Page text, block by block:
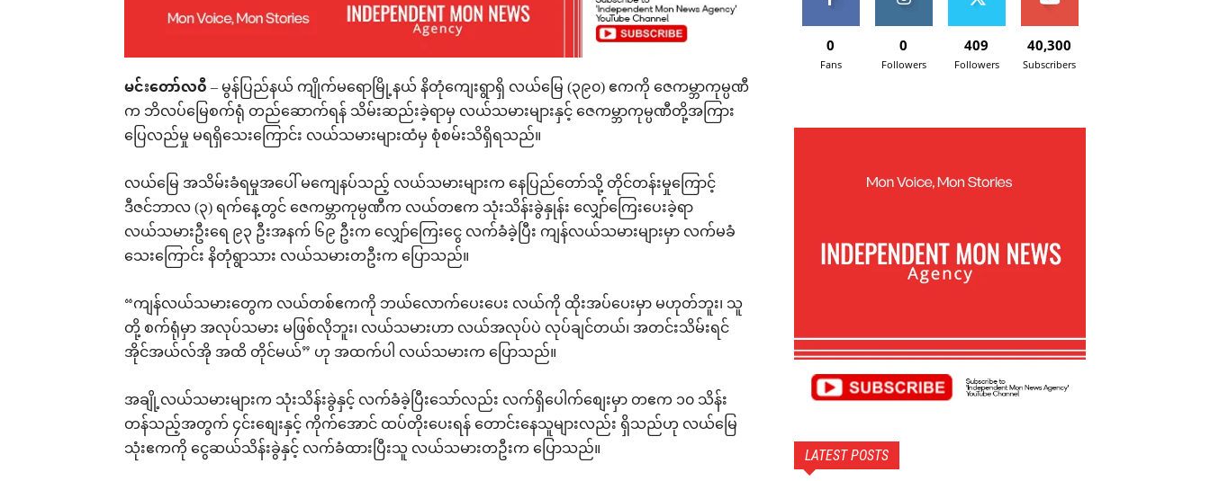
မင်းတော်လ၀ီ– မွန်ပြည်နယ် ကျိုက်မရောမြို့နယ် နိတုံကျေးရွာရှိ လယ်မြေ (၃၉၀) ဧကကို ဇေကမ္ဘာကုမ္ပဏီ
က ဘိလပ်မြေစက်ရုံ တည်ဆောက်ရန် သိမ်းဆည်းခဲ့ရာမှ လယ်သမားများနှင့် ဇေကမ္ဘာကုမ္ပဏီတို့အကြား
ပြေလည်မှု မရရှိသေးကြောင်း လယ်သမားများထံမှ စုံစမ်းသိရှိရသည်။
လယ်မြေ အသိမ်းခံရမှုအပေါ် မကျေနပ်သည့် လယ်သမားများက နေပြည်တော်သို့ တိုင်တန်းမှုကြောင့်
ဒီဇင်ဘာလ (၃) ရက်နေ့တွင် ဇေကမ္ဘာကုမ္ပဏီက လယ်တဧက သုံးသိန်းခွဲနှုန်း လျှော်ကြေးပေးခဲ့ရာ
လယ်သမားဦးရေ ၉၃ ဦးအနက် ၆၉ ဦးက လျှော်ကြေးငွေ လက်ခံခဲ့ပြီး ကျန်လယ်သမားများမှာ လက်မခံ
သေးကြောင်း နိတုံရွာသား လယ်သမားတဦးက ပြောသည်။
“ကျန်လယ်သမားတွေက လယ်တစ်ဧကကို ဘယ်လောက်ပေးပေး လယ်ကို ထိုးအပ်ပေးမှာ မဟုတ်ဘူး၊ သူ
တို့ စက်ရုံမှာ အလုပ်သမား မဖြစ်လိုဘူး၊ လယ်သမားဟာ လယ်အလုပ်ပဲ လုပ်ချင်တယ်၊ အတင်းသိမ်းရင်
အိုင်အယ်လ်အို အထိ တိုင်မယ်” ဟု အထက်ပါ လယ်သမားက ပြောသည်။
အချို့လယ်သမားများက သုံးသိန်းခွဲနှင့် လက်ခံခဲ့ပြီးသော်လည်း လက်ရှိပေါက်စျေးမှာ တဧက ၁၀ သိန်း
တန်သည့်အတွက် ၄င်းစျေးနှင့် ကိုက်အောင် ထပ်တိုးပေးရန် တောင်းနေသူများလည်း ရှိသည်ဟု လယ်မြေ
သုံးဧကကို ငွေဆယ်သိန်းခွဲနှင့် လက်ခံထားပြီးသူ လယ်သမားတဦးက ပြောသည်။
0
Fans
0
Followers
409
Followers
40,300
Subscribers
LATEST POSTS